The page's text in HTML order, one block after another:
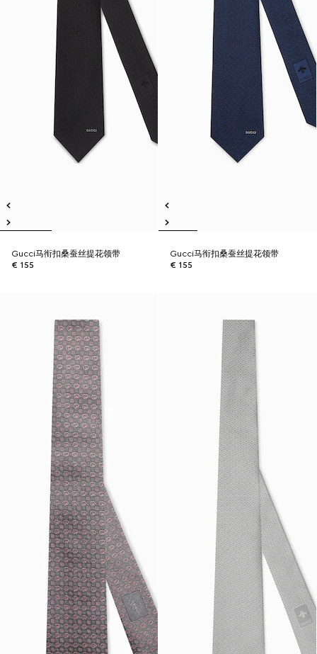
Gucci马衔扣桑蚕丝提花领带
€ 155
Gucci马衔扣桑蚕丝提花领带
€ 155